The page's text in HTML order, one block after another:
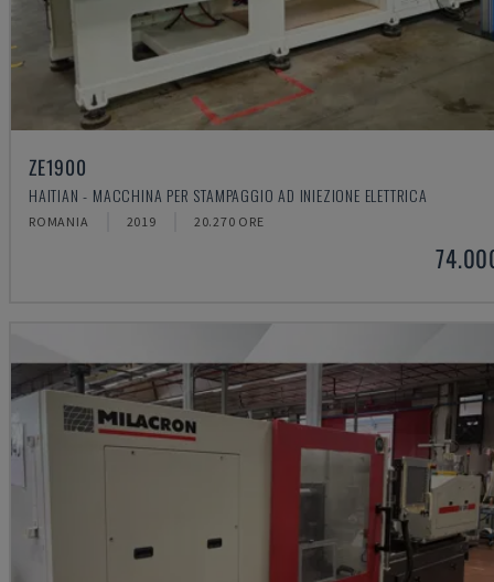
ZE1900
HAITIAN - MACCHINA PER STAMPAGGIO AD INIEZIONE ELETTRICA
ROMANIA 2019 20.270 ORE